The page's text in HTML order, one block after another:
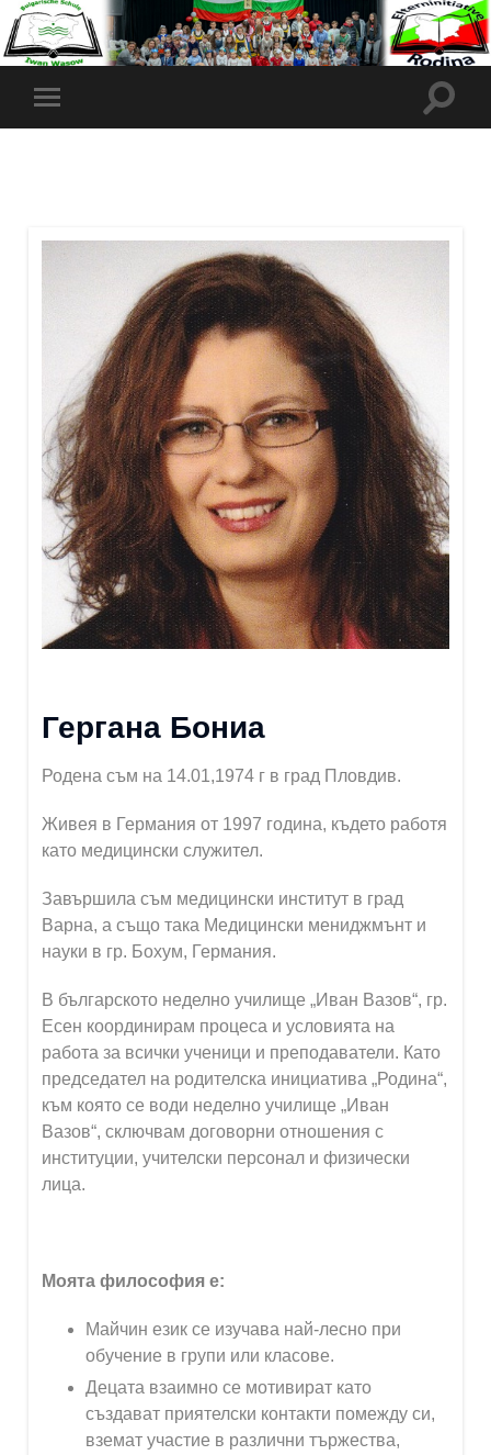
Гергана Бониа
Родена съм на 14.01,1974 г в град Пловдив.
Живея в Германия от 1997 година, където работя
като медицински служител.
Завършила съм медицински институт в град
Варна, а също така Медицински мениджмънт и
науки в гр. Бохум, Германия.
В българското неделно училище „Иван Вазов“, гр.
Есен координирам процеса и условията на
работа за всички ученици и преподаватели. Като
председател на родителска инициатива „Родина“,
към която се води неделно училище „Иван
Вазов“, сключвам договорни отношения с
институции, учителски персонал и физически
лица.
Моята философия е:
Майчин език се изучава най-лесно при
обучение в групи или класове.
Децата взаимно се мотивират като
създават приятелски контакти помежду си,
вземат участие в различни тържества,